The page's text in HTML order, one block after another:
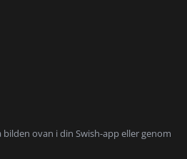
ovan i din Swish-app eller genom